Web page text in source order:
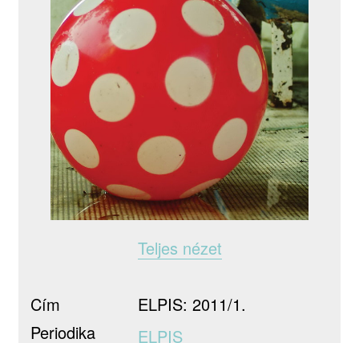
Teljes nézet
Cím
ELPIS: 2011/1.
Periodika
ELPIS